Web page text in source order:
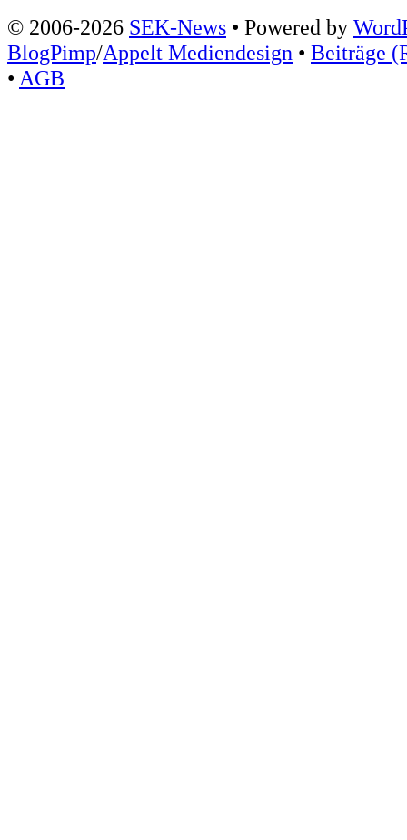
© 2006-2026 SEK-News • Powered by
BlogPimp/Appelt Mediendesign • Beiträge
• AGB